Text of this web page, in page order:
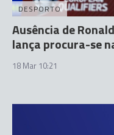
DESPORTO
Ausência de
lança procura-se
18 Mar 10:21